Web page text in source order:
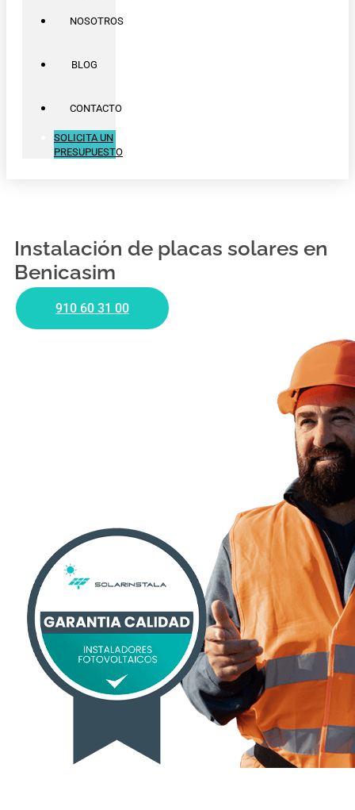
NOSOTROS
BLOG
CONTACTO
SOLICITA UN
PRESUPUESTO
Instalación de placas solares en
Benicasim
910 60 31 00